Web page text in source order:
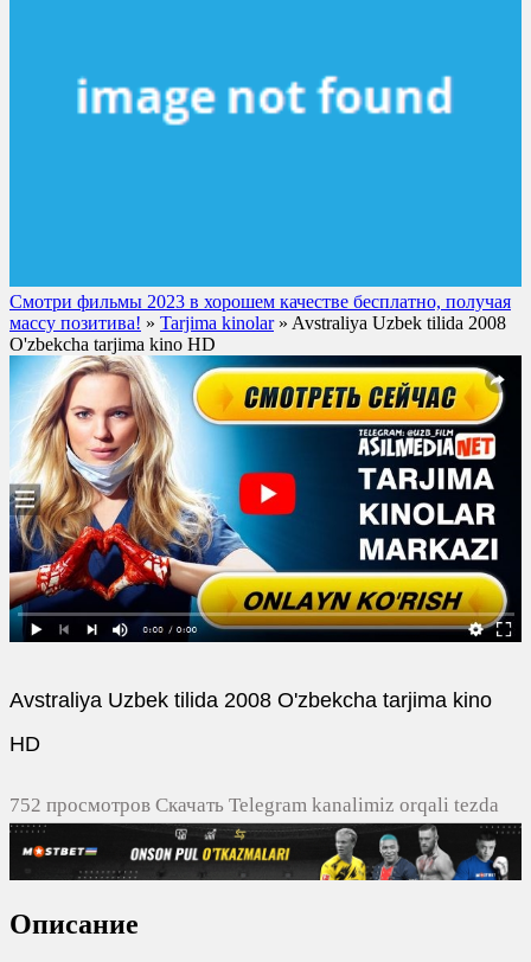
Смотри фильмы 2023 в хорошем качестве бесплатно, получая
массу позитива! » Tarjima kinolar» Avstraliya Uzbek tilida 2008
O'zbekcha tarjima kino HD
Avstraliya Uzbek tilida 2008 O'zbekcha tarjima kino
HD
752 просмотров Скачать Telegram kanalimiz orqali tezda
yuklash
0
Описание